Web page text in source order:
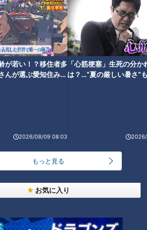
が若い！？移住者多
んが選ぶ愛知住みた
2026/08/09 08:03
「心筋梗塞」生死の分か
は？…“夏の厳しい暑さ”
もっと見る
お気に入り
遭遇』
さん）
雨水などがトンネル内に流入するのを少
る石積み造りの「久保原隧道」